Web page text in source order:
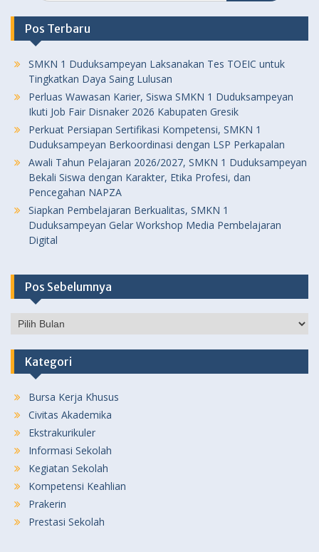
Pos Terbaru
SMKN 1 Duduksampeyan Laksanakan Tes TOEIC untuk
Tingkatkan Daya Saing Lulusan
Perluas Wawasan Karier, Siswa SMKN 1 Duduksampeyan
Ikuti Job Fair Disnaker 2026 Kabupaten Gresik
Perkuat Persiapan Sertifikasi Kompetensi, SMKN 1
Duduksampeyan Berkoordinasi dengan LSP Perkapalan
Awali Tahun Pelajaran 2026/2027, SMKN 1 Duduksampeyan
Bekali Siswa dengan Karakter, Etika Profesi, dan
Pencegahan NAPZA
Siapkan Pembelajaran Berkualitas, SMKN 1
Duduksampeyan Gelar Workshop Media Pembelajaran
Digital
Pos Sebelumnya
Pos
Kategori
Bursa Kerja Khusus
Civitas Akademika
Ekstrakurikuler
Informasi Sekolah
Kegiatan Sekolah
Kompetensi Keahlian
Prakerin
Prestasi Sekolah